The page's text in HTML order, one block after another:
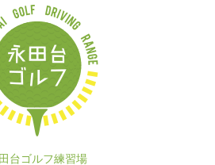
台ゴルフ練習場